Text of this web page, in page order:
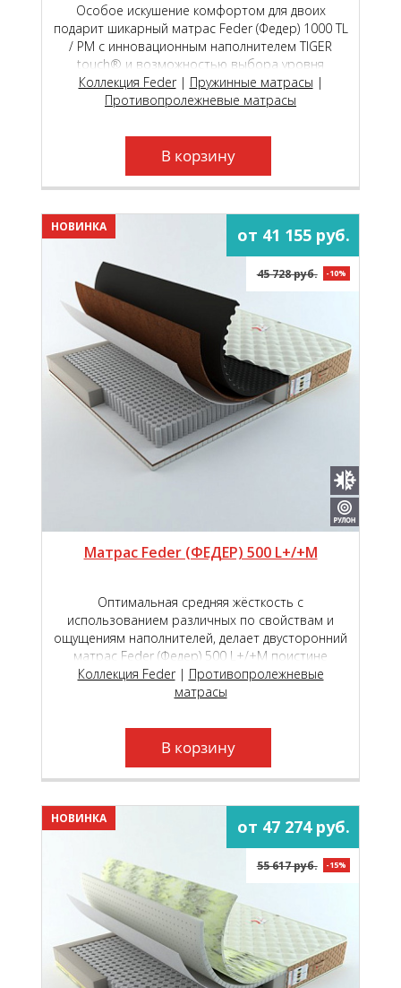
Особое искушение комфортом для двоих
подарит шикарный матрас Feder (Федер) 1000 ТL
/ РМ с инновационным наполнителем TIGER
touch® и возможностью выбора уровня
мягкости сторон на пружинном блоке премиум
класса Roll Feder Micropocket S 2000.
Коллекция Feder| Пружинные матрасы |
Противопролежневые матрасы
В корзину
НОВИНКА от 41 155 руб.
45 728 руб. -10%
Матрас Feder (ФЕДЕР) 500 L+/+M
Оптимальная средняя жёсткость с
использованием различных по свойствам и
ощущениям наполнителей, делает двусторонний
матрас Feder (Федер) 500 L+/+М поистине
универсальной моделью, которая подойдёт как
молодым, так и пожилым людям.
Коллекция Feder| Противопролежневые
матрасы
В корзину
НОВИНКА от 47 274 руб.
55 617 руб. -15%